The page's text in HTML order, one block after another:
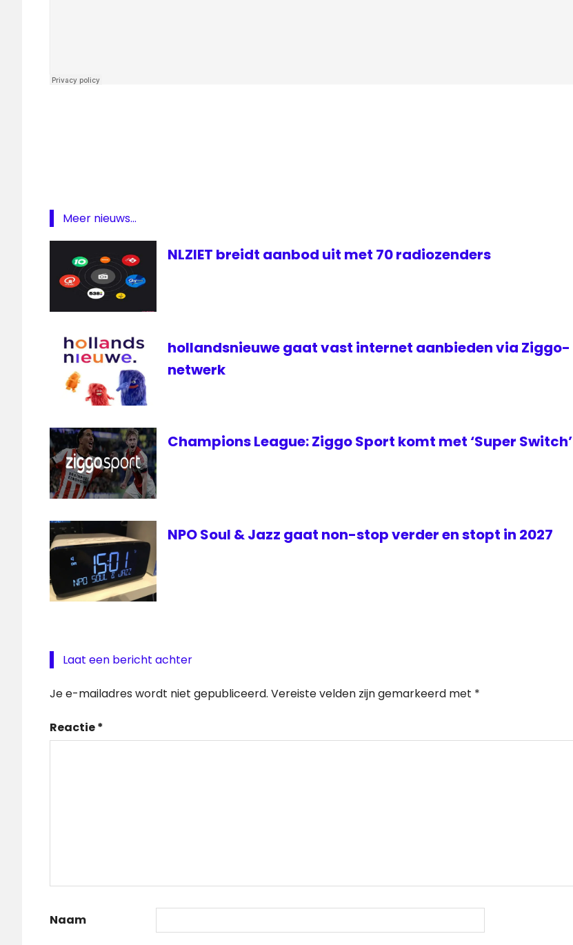
zomer
Zomerse
Meer nieuws...
NLZIET breidt aanbod uit met 70 radiozenders
hollandsnieuwe gaat vast internet aanbieden via Ziggo-
netwerk
Champions League: Ziggo Sport komt met ‘Super Switch’
NPO Soul & Jazz gaat non-stop verder en stopt in 2027
Laat een bericht achter
Je e-mailadres wordt niet gepubliceerd. Vereiste velden zijn gemarkeerd met *
Reactie*
Naam